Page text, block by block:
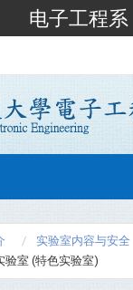
电子工程系
navigation
实验室内容与安全
验室 (特色实验室)